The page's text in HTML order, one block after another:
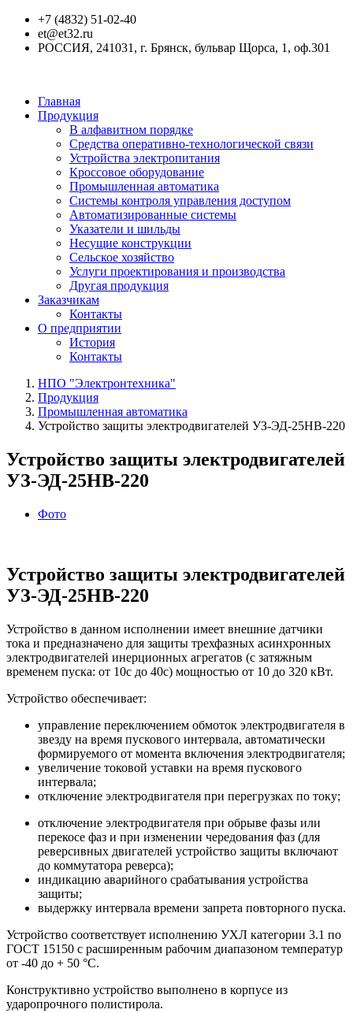
+7 (4832) 51-02-40
et@et32.ru
РОССИЯ, 241031, г. Брянск, бульвар Щорса, 1, оф.301
Главная
Продукция
В алфавитном порядке
Средства оперативно-технологической связи
Устройства электропитания
Кроссовое оборудование
Промышленная автоматика
Системы контроля управления доступом
Автоматизированные системы
Указатели и шильды
Несущие конструкции
Сельское хозяйство
Услуги проектирования и производства
Другая продукция
Заказчикам
Контакты
О предприятии
История
Контакты
НПО "Электронтехника"
Продукция
Промышленная автоматика
Устройство защиты электродвигателей УЗ‑ЭД‑25НВ‑220
Устройство защиты электродвигателей
УЗ‑ЭД‑25НВ‑220
Фото
Устройство защиты электродвигателей
УЗ‑ЭД‑25НВ‑220
Устройство в данном исполнении имеет внешние датчики
тока и предназначено для защиты трехфазных асинхронных
электродвигателей инерционных агрегатов (с затяжным
временем пуска: от 10с до 40с) мощностью от 10 до 320 кВт.
Устройство обеспечивает:
управление переключением обмоток электродвигателя в
звезду на время пускового интервала, автоматически
формируемого от момента включения электродвигателя;
увеличение токовой уставки на время пускового
интервала;
отключение электродвигателя при перегрузках по току;
отключение электродвигателя при обрыве фазы или
перекосе фаз и при изменении чередования фаз (для
реверсивных двигателей устройство защиты включают
до коммутатора реверса);
индикацию аварийного срабатывания устройства
защиты;
выдержку интервала времени запрета повторного пуска.
Устройство соответствует исполнению УХЛ категории 3.1 по
ГОСТ 15150 с расширенным рабочим диапазоном температур
от -40 до + 50 °С.
Конструктивно устройство выполнено в корпусе из
ударопрочного полистирола.